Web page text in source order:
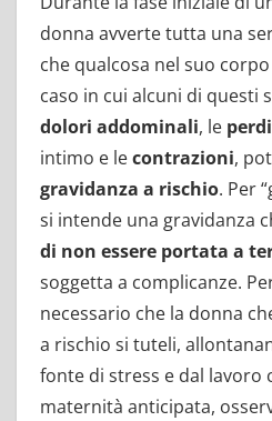
donna avverte tutta una
che qualcosa nel suo
caso in cui alcuni di questi
dolori addominali, le
intimo e lecontrazioni,
gravidanza a rischio. Per
si intende una gravidanza
di non essere portata a
soggetta a complicanze.
necessario che la donna
a rischio si tuteli,
fonte di stress e dal lavoro
maternità anticipata,